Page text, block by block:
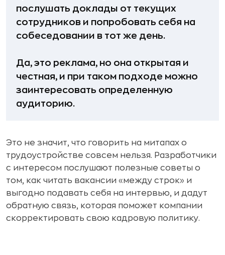
послушать доклады от текущих
сотрудников и попробовать себя на
собеседовании в тот же день.
Да, это реклама, но она открытая и
честная, и при таком подходе можно
заинтересовать определенную
аудиторию.
Это не значит, что говорить на митапах о
трудоустройстве совсем нельзя. Разработчики
с интересом послушают полезные советы о
том, как читать вакансии «между строк» и
выгодно подавать себя на интервью, и дадут
обратную связь, которая поможет компании
скорректировать свою кадровую политику.